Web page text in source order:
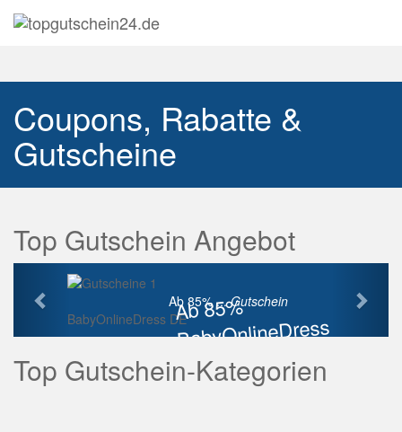
Coupons, Rabatte &
Gutscheine
Top Gutschein Angebot
Ab 85%
BabyOnlineDress
Rabatt
Ab 85% ...Gutschein
BabyOnlineDress DE
Vorherige
Top Gutschein-Kategorien